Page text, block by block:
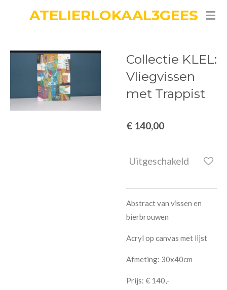
de
hoofdinhoud
ATELIERLOKAAL3GEES
Collectie KLEL:
Vliegvissen
met Trappist
€ 140,00
Uitgeschakeld
Abstract van vissen en
bierbrouwen
Acryl op canvas met lijst
Afmeting: 30x40cm
Prijs: € 140,-